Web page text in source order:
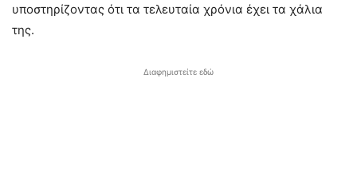
υποστηρίζοντας ότι τα τελευταία χρόνια έχει τα χάλια
της.
Διαφημιστείτε εδώ